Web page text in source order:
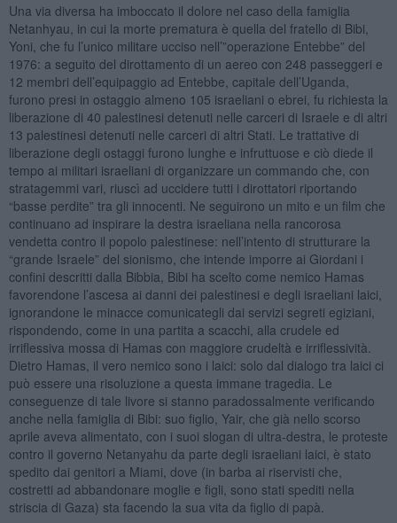
Una via diversa ha imboccato il dolore nel caso della famiglia
Netanhyau, in cui la morte prematura è quella del fratello di Bibi,
Yoni, che fu l’unico militare ucciso nell’”operazione Entebbe” del
1976: a seguito del dirottamento di un aereo con 248 passeggeri e
12 membri dell’equipaggio ad Entebbe, capitale dell’Uganda,
furono presi in ostaggio almeno 105 israeliani o ebrei, fu richiesta la
liberazione di 40 palestinesi detenuti nelle carceri di Israele e di altri
13 palestinesi detenuti nelle carceri di altri Stati. Le trattative di
liberazione degli ostaggi furono lunghe e infruttuose e ciò diede il
tempo ai militari israeliani di organizzare un commando che, con
stratagemmi vari, riuscì ad uccidere tutti i dirottatori riportando
“basse perdite” tra gli innocenti. Ne seguirono un mito e un film che
continuano ad inspirare la destra israeliana nella rancorosa
vendetta contro il popolo palestinese: nell’intento di strutturare la
“grande Israele” del sionismo, che intende imporre ai Giordani i
confini descritti dalla Bibbia, Bibi ha scelto come nemico Hamas
favorendone l’ascesa ai danni dei palestinesi e degli israeliani laici,
ignorandone le minacce comunicategli dai servizi segreti egiziani,
rispondendo, come in una partita a scacchi, alla crudele ed
irriflessiva mossa di Hamas con maggiore crudeltà e irriflessività.
Dietro Hamas, il vero nemico sono i laici: solo dal dialogo tra laici ci
può essere una risoluzione a questa immane tragedia. Le
conseguenze di tale livore si stanno paradossalmente verificando
anche nella famiglia di Bibi: suo figlio, Yair, che già nello scorso
aprile aveva alimentato, con i suoi slogan di ultra-destra, le proteste
contro il governo Netanyahu da parte degli israeliani laici, è stato
spedito dai genitori a Miami, dove (in barba ai riservisti che,
costretti ad abbandonare moglie e figli, sono stati spediti nella
striscia di Gaza) sta facendo la sua vita da figlio di papà.